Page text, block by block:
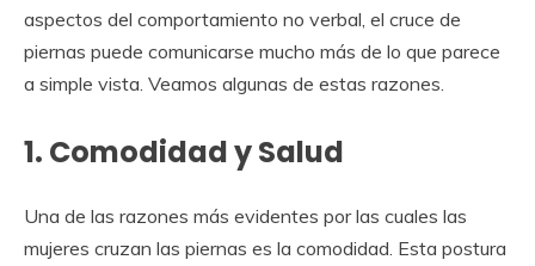
aspectos del comportamiento no verbal, el cruce de
piernas puede comunicarse mucho más de lo que parece
a simple vista. Veamos algunas de estas razones.
1. Comodidad y Salud
Una de las razones más evidentes por las cuales las
mujeres cruzan las piernas es la comodidad. Esta postura